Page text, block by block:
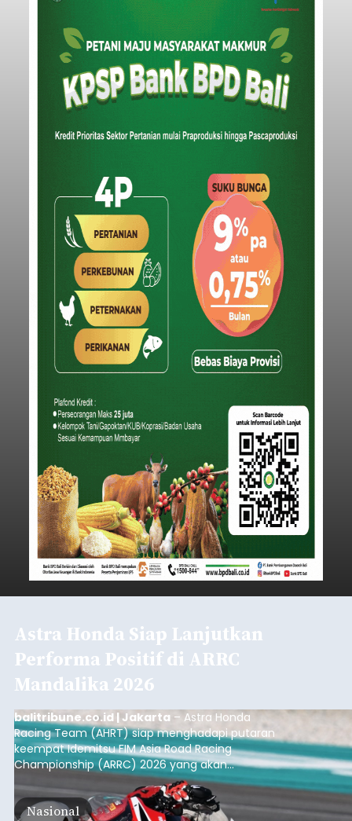
Astra Honda Siap Lanjutkan
Performa Positif di ARRC
Mandalika 2026
balitribune.co.id | Jakarta – Astra Honda
Racing Team (AHRT) siap menghadapi putaran
keempat Idemitsu FIM Asia Road Racing
Championship (ARRC) 2026 yang akan
berlangsung di Pertamina Mandalika
International Circuit, Lombok, Nusa Tenggara
Barat, pada 7–9 Agustus 2026.
Nasional